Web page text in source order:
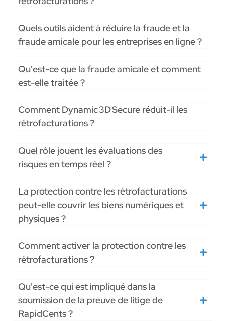
Quels outils aident à réduire la fraude et la
fraude amicale pour les entreprises en ligne ?
Qu'est-ce que la fraude amicale et comment
est-elle traitée ?
Comment Dynamic 3D Secure réduit-il les
rétrofacturations ?
Quel rôle jouent les évaluations des
risques en temps réel ?
La protection contre les rétrofacturations
peut-elle couvrir les biens numériques et
physiques ?
Comment activer la protection contre les
rétrofacturations ?
Qu'est-ce qui est impliqué dans la
soumission de la preuve de litige de
RapidCents ?